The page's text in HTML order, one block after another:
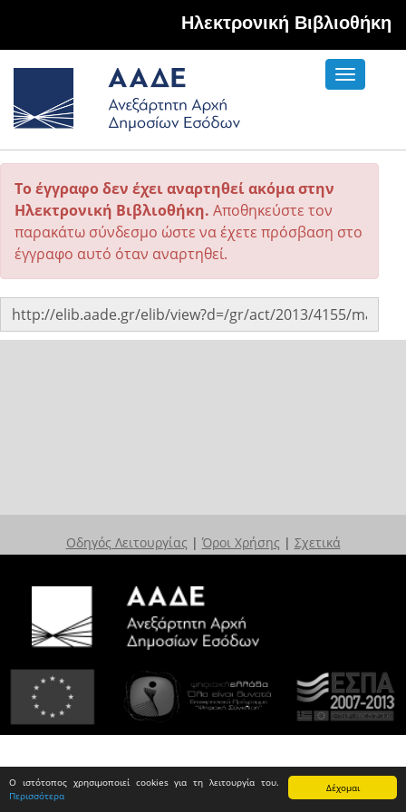
Δέχομαι
Ο ιστότοπος χρησιμοποιεί cookies για τη λειτουργία του.
Περισσότερα
Hλεκτρονική Βιβλιοθήκη
Toggle
Το έγγραφο δεν έχει αναρτηθεί ακόμα στην
Ηλεκτρονική Βιβλιοθήκη. Αποθηκεύστε τον
παρακάτω σύνδεσμο ώστε να έχετε πρόσβαση στο
έγγραφο αυτό όταν αναρτηθεί.
Οδηγός Λειτουργίας | Όροι Χρήσης | Σχετικά